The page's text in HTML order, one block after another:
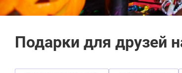
Подарки для друзей